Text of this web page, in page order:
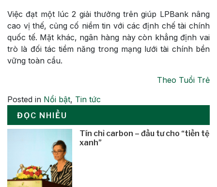
Việc đạt một lúc 2 giải thưởng trên giúp LPBank nâng
cao vị thế, củng cố niềm tin với các định chế tài chính
quốc tế. Mặt khác, ngân hàng này còn khẳng định vai
trò là đối tác tiềm năng trong mạng lưới tài chính bền
vững toàn cầu.
Theo Tuổi Trẻ
Posted in Nổi bật, Tin tức
ĐỌC NHIỀU
Tín chỉ carbon – đầu tư cho “tiền tệ
xanh”